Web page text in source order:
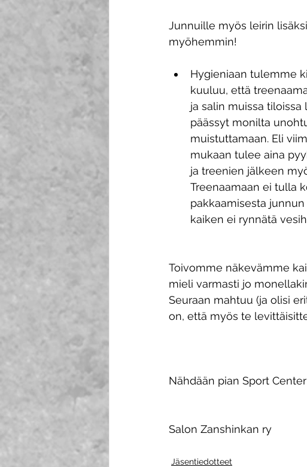
Junnuille myös leirin
myöhemmin!
Hygieniaan tulemme
kuuluu, että
ja salin muissa tiloissa
päässyt monilta
muistuttamaan. Eli
mukaan tulee aina
ja treenien jälkeen
Treenaamaan ei tulla
pakkaamisesta
kaiken ei rynnätä
Toivomme näkevämme
mieli varmasti jo
Seuraan mahtuu (ja olisi
on, että myös te
Nähdään pian Sport
Salon Zanshinkan ry
Jäsentiedotteet